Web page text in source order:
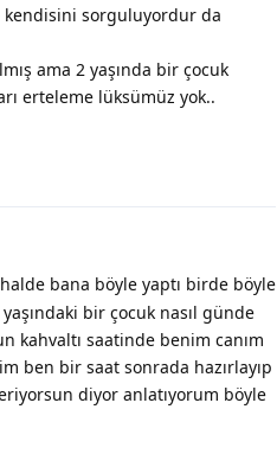
kendisini sorguluyordur da
ama 2 yaşında bir çocuk
erteleme lüksümüz yok..
bana böyle yaptı birde böyle
bir çocuk nasıl günde
kahvaltı saatinde benim canım
ben bir saat sonrada hazırlayıp
diyor anlatıyorum böyle